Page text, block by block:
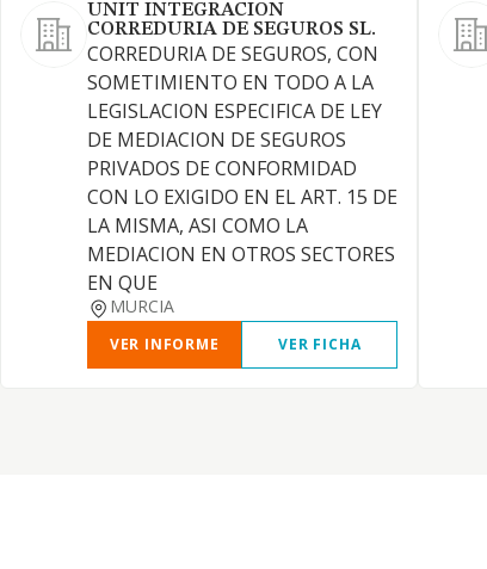
UNIT INTEGRACION
CORREDURIA DE SEGUROS SL.
CORREDURIA DE SEGUROS, CON
SOMETIMIENTO EN TODO A LA
LEGISLACION ESPECIFICA DE LEY
DE MEDIACION DE SEGUROS
PRIVADOS DE CONFORMIDAD
CON LO EXIGIDO EN EL ART. 15 DE
LA MISMA, ASI COMO LA
MEDIACION EN OTROS SECTORES
EN QUE
MURCIA
VER INFORME VER FICHA